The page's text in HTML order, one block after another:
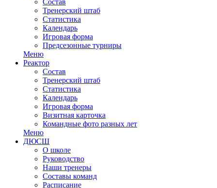
Состав
Тренерский штаб
Статистика
Календарь
Игровая форма
Предсезонные турниры
Меню
Реактор
Состав
Тренерский штаб
Статистика
Календарь
Игровая форма
Визитная карточка
Командные фото разных лет
Меню
ДЮСШ
О школе
Руководство
Наши тренеры
Составы команд
Расписание